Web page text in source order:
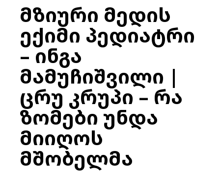
ᲛᲖᲘᲣᲠᲘ ᲛᲔᲓᲘᲡ
ᲔᲥᲘᲛᲘ ᲞᲔᲓᲘᲐᲢᲠᲘ
– ᲘᲜᲒᲐ
ᲛᲐᲛᲣᲩᲘᲨᲕᲘᲚᲘ |
ᲪᲠᲣ ᲙᲠᲣᲞᲘ – ᲠᲐ
ᲖᲝᲛᲔᲑᲘ ᲣᲜᲓᲐ
ᲛᲘᲘᲦᲝᲡ
ᲛᲨᲝᲑᲔᲚᲛᲐ